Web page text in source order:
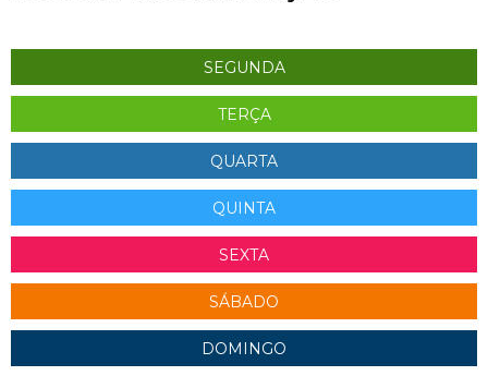
SEGUNDA
TERÇA
QUARTA
QUINTA
SEXTA
SÁBADO
DOMINGO